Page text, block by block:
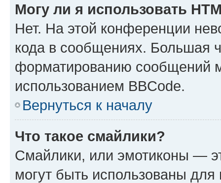
Могу ли я использовать
Нет. На этой конференции
кода в сообщениях. Большая
форматированию сообщений
использованием BBCode.
Вернуться к началу
Что такое смайлики?
Смайлики, или эмотиконы —
могут быть использованы